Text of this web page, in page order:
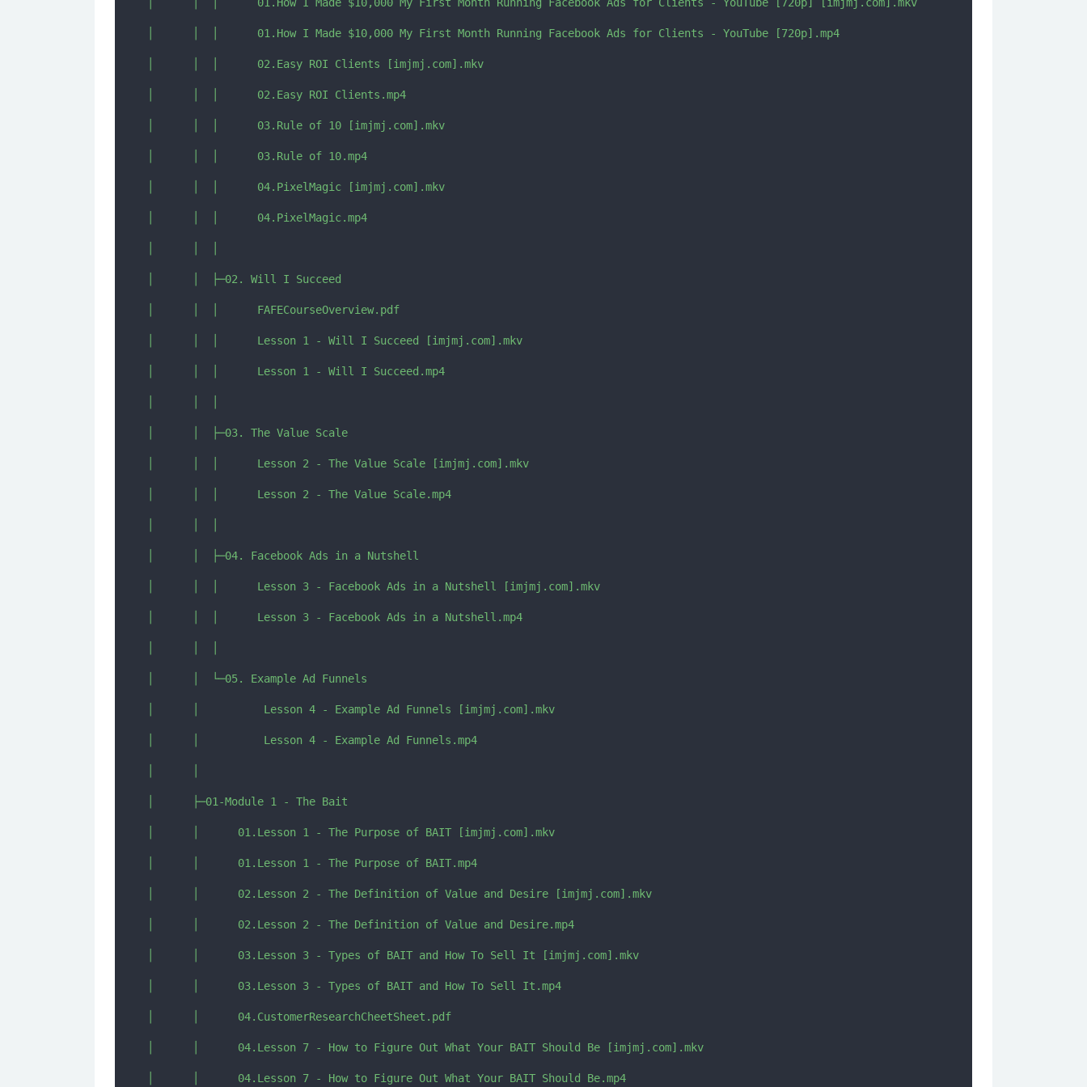
│      │  │      01.How I Made $10,000 My First Month Running Facebook Ads for Clients - YouTube [720p].mp4
│      │  │      02.Easy ROI Clients [imjmj.com].mkv
│      │  │      02.Easy ROI Clients.mp4
│      │  │      03.Rule of 10 [imjmj.com].mkv
│      │  │      03.Rule of 10.mp4
│      │  │      04.PixelMagic [imjmj.com].mkv
│      │  │      04.PixelMagic.mp4
│      │  ├─02. Will I Succeed
│      │  │      FAFECourseOverview.pdf
│      │  │      Lesson 1 - Will I Succeed [imjmj.com].mkv
│      │  │      Lesson 1 - Will I Succeed.mp4
│      │  ├─03. The Value Scale
│      │  │      Lesson 2 - The Value Scale [imjmj.com].mkv
│      │  │      Lesson 2 - The Value Scale.mp4
│      │  ├─04. Facebook Ads in a Nutshell
│      │  │      Lesson 3 - Facebook Ads in a Nutshell [imjmj.com].mkv
│      │  │      Lesson 3 - Facebook Ads in a Nutshell.mp4
│      │  └─05. Example Ad Funnels
│      │          Lesson 4 - Example Ad Funnels [imjmj.com].mkv
│      │          Lesson 4 - Example Ad Funnels.mp4
│      ├─01-Module 1 - The Bait
│      │      01.Lesson 1 - The Purpose of BAIT [imjmj.com].mkv
│      │      01.Lesson 1 - The Purpose of BAIT.mp4
│      │      02.Lesson 2 - The Definition of Value and Desire [imjmj.com].mkv
│      │      02.Lesson 2 - The Definition of Value and Desire.mp4
│      │      03.Lesson 3 - Types of BAIT and How To Sell It [imjmj.com].mkv
│      │      03.Lesson 3 - Types of BAIT and How To Sell It.mp4
│      │      04.CustomerResearchCheetSheet.pdf
│      │      04.Lesson 7 - How to Figure Out What Your BAIT Should Be [imjmj.com].mkv
│      │      04.Lesson 7 - How to Figure Out What Your BAIT Should Be.mp4